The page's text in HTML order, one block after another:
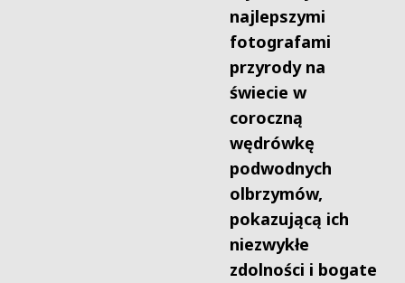
najlepszymi
fotografami
przyrody na
świecie w
coroczną
wędrówkę
podwodnych
olbrzymów,
pokazującą ich
niezwykłe
zdolności i bogate